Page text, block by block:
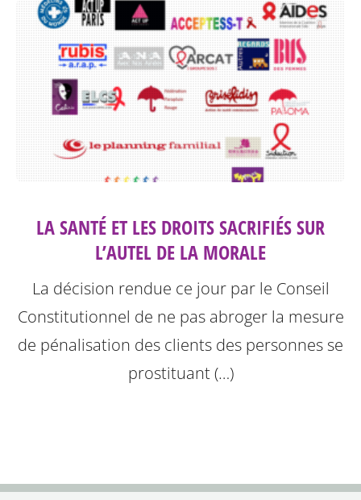
LA SANTÉ ET LES DROITS SACRIFIÉS SUR
L’AUTEL DE LA MORALE
La décision rendue ce jour par le Conseil
Constitutionnel de ne pas abroger la mesure
de pénalisation des clients des personnes se
prostituant (…)